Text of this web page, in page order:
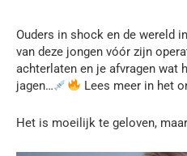
Ouders in shock en de wereld
van deze jongen vóór zijn
achterlaten en je afvragen wat
jagen…
Lees meer in het
Het is moeilijk te geloven,